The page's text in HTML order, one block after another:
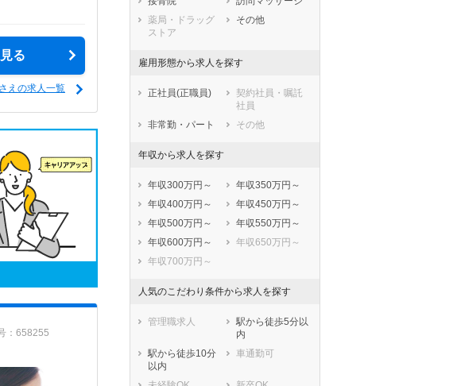
る
えの求人一覧
：658255
鹿児島県
沖縄県
薬局・ドラッグ
ストア
その他
雇用形態から求人を探す
正社員(正職員)
契約社員・嘱託
社員
非常勤・パート
その他
年収から求人を探す
年収300万円～
年収350万円～
年収400万円～
年収450万円～
年収500万円～
年収550万円～
年収600万円～
年収650万円～
年収700万円～
人気のこだわり条件から求人を探す
管理職求人
駅から徒歩5分以
内
駅から徒歩10分
以内
車通勤可